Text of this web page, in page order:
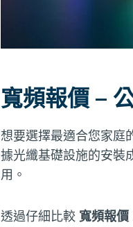
寬頻報價 –
想要選擇最適合您家庭
據光纖基礎設施的安裝
用。
透過仔細比較 寬頻報價